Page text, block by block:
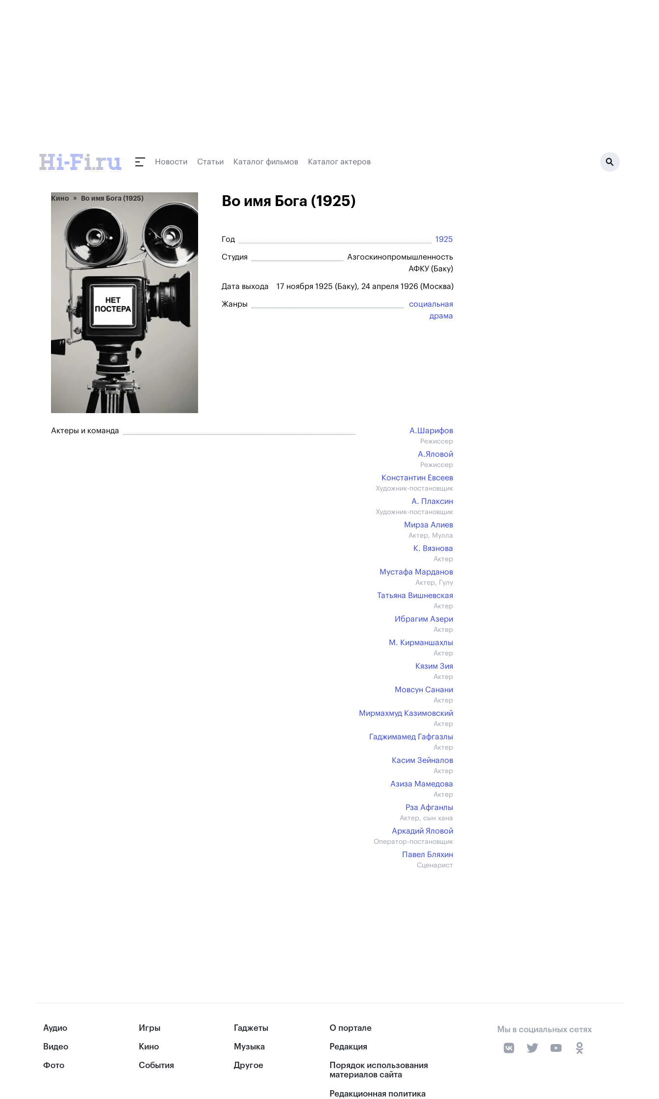
Новости Статьи Каталог фильмов Каталог актеров
Кино Во имя Бога (1925) Во имя Бога (1925)
Год 1925
Студия
Азгоскинопромышленность
АФКУ (Баку)
Дата выхода 17 ноября 1925 (Баку), 24 апреля 1926 (Москва)
Жанры
социальная
драма
Актеры и команда А.Шарифов
Режиссер
А.Яловой
Режиссер
Константин Евсеев
Художник-постановщик
А. Плаксин
Художник-постановщик
Мирза Алиев
Актер, Мулла
К. Вязнова
Актер
Мустафа Марданов
Актер, Гулу
Татьяна Вишневская
Актер
Ибрагим Азери
Актер
М. Кирманшахлы
Актер
Кязим Зия
Актер
Мовсун Санани
Актер
Мирмахмуд Казимовский
Актер
Гаджимамед Гафгазлы
Актер
Касим Зейналов
Актер
Азиза Мамедова
Актер
Рза Афганлы
Актер, сын хана
Аркадий Яловой
Оператор-постановщик
Павел Бляхин
Сценарист
Аудио
Видео
Фото
Игры
Кино
События
Гаджеты
Музыка
Другое
О портале
Редакция
Порядок использования
материалов сайта
Редакционная политика
Мы в социальных сетях